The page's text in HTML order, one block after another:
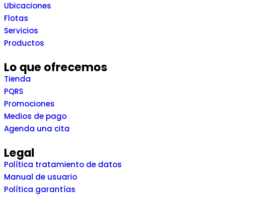
Ubicaciones
Flotas
Servicios
Productos
Lo que ofrecemos
Tienda
PQRS
Promociones
Medios de pago
Agenda una cita
Legal
Política tratamiento de datos
Manual de usuario
Política garantías